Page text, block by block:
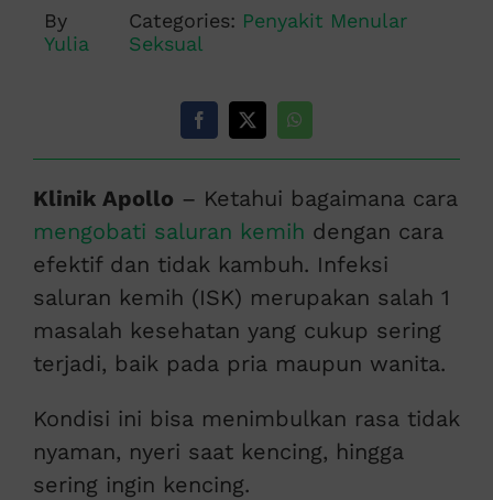
By
Yulia
Categories: Penyakit Menular
Seksual
Klinik Apollo – Ketahui bagaimana cara
mengobati saluran kemih dengan cara
efektif dan tidak kambuh. Infeksi
saluran kemih (ISK) merupakan salah 1
masalah kesehatan yang cukup sering
terjadi, baik pada pria maupun wanita.
Kondisi ini bisa menimbulkan rasa tidak
nyaman, nyeri saat kencing, hingga
sering ingin kencing.